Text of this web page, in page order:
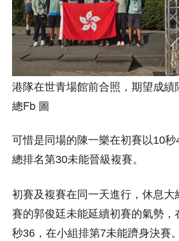
港隊在世青場館前合照，期望成績
總Fb 圖
可惜是同場的陳一樂在初賽以10秒
總排名第30未能晉級複賽。
初賽及複賽在同一天進行，休息大
賽的郭俊廷未能延續初賽的氣勢，
秒36，在小組排第7未能躋身決賽。